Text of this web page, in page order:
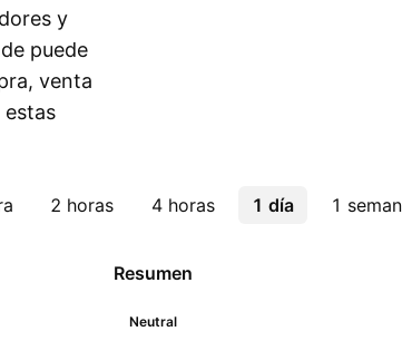
y
puede
venta
2 horas 4 horas 1 día 1
Resumen
Neutral